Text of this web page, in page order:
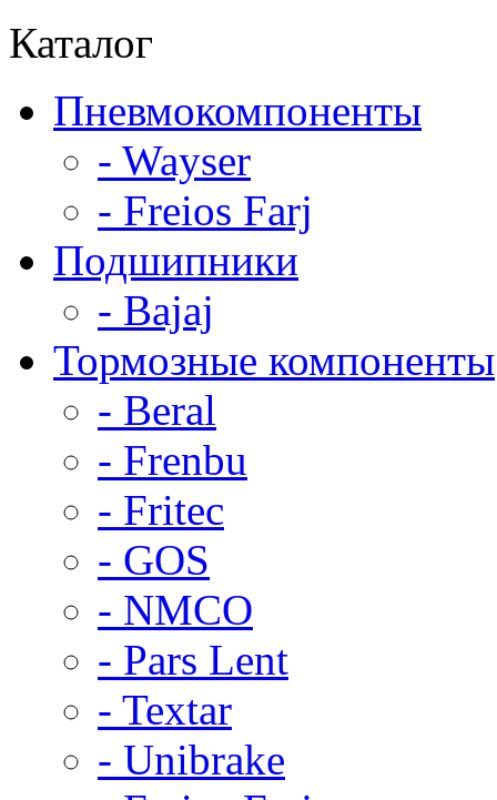
Каталог
Пневмокомпоненты
- Wayser
- Freios Farj
Подшипники
- Bajaj
Тормозные компоненты
- Beral
- Frenbu
- Fritec
- GOS
- NMCO
- Pars Lent
- Textar
- Unibrake